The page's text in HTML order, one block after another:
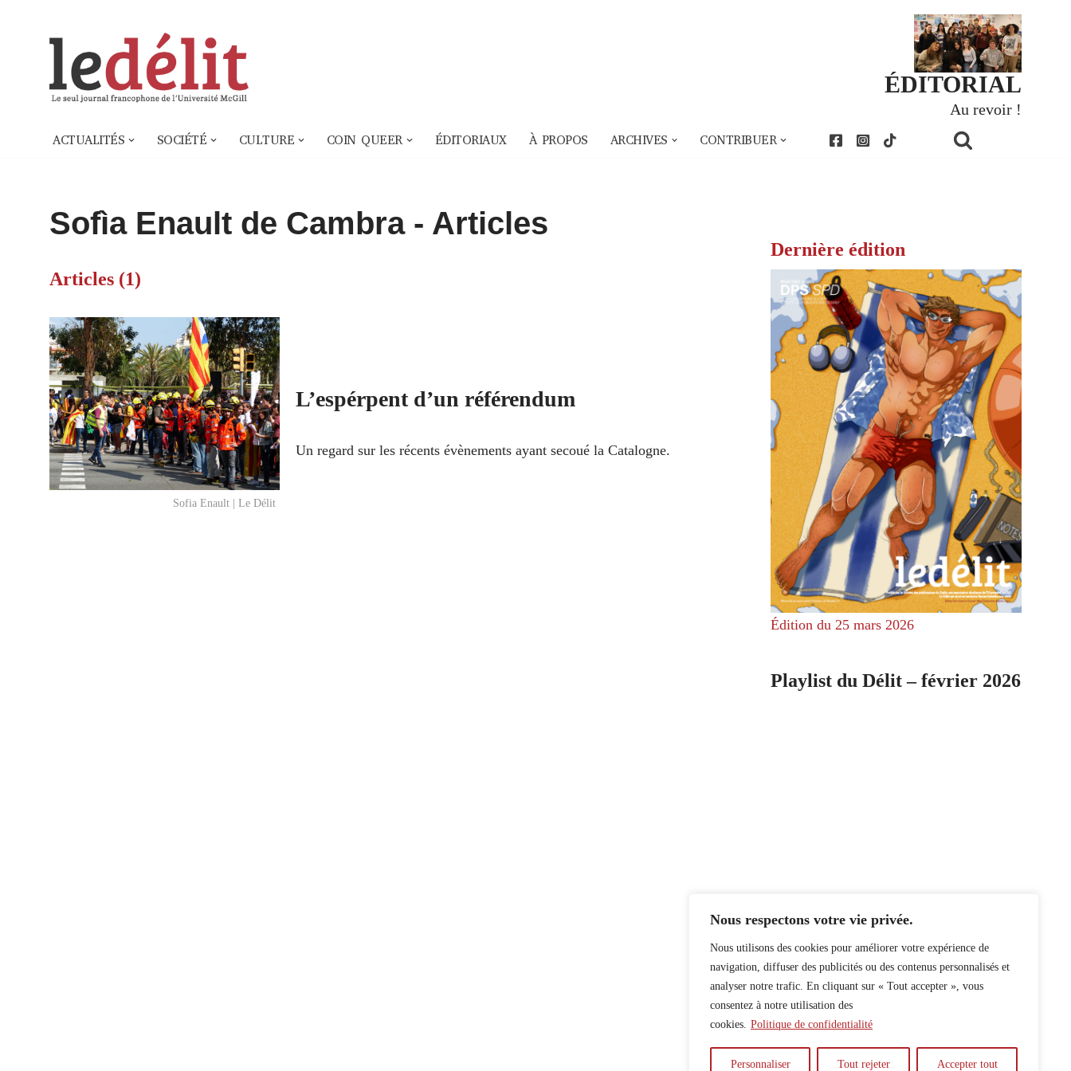
Nous respectons votre vie privée.
Nous utilisons des cookies pour améliorer votre expérience de
navigation, diffuser des publicités ou des contenus personnalisés et
analyser notre trafic. En cliquant sur « Tout accepter », vous
consentez à notre utilisation des
cookies. Politique de confidentialité
Personnaliser Tout rejeter Accepter tout
ÉDITORIAL
Au revoir !
ACTUALITÉS SOCIÉTÉ CULTURE COIN QUEER ÉDITORIAUX À PROPOS ARCHIVES CONTRIBUER
Sofìa Enault de Cambra- Articles
Articles (1)
Sofia Enault | Le Délit
L’espérpent d’un référendum
Un regard sur les récents évènements ayant secoué la Catalogne.
Dernière édition
Édition du 25 mars 2026
Playlist du Délit – février 2026